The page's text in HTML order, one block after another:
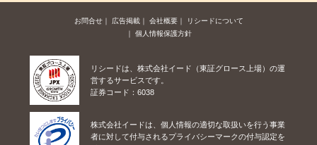
お問合せ 広告掲載 会社概要
リシードについて
個人情報保護方針
リシードは、株式会社イード（東証グロース上場）の運
営するサービスです。
証券コード：6038
株式会社イードは、個人情報の適切な取扱いを行う事業
者に対して付与されるプライバシーマークの付与認定を